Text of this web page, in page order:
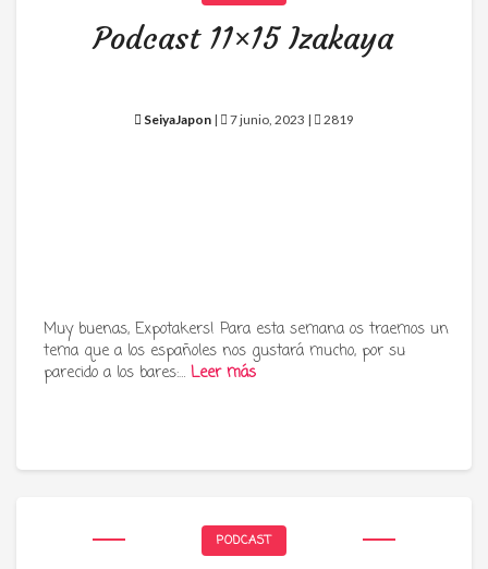
Podcast 11×15 Izakaya
SeiyaJapon | 7 junio, 2023 | 2819
Muy buenas, Expotakers! Para esta semana os traemos un
tema que a los españoles nos gustará mucho, por su
parecido a los bares:… Leer más
PODCAST